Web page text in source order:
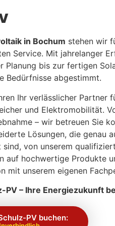
in Bochum stehen wir
Service. Mit jahrelanger
Planung bis zur fertigen
Bedürfnisse abgestimmt.
Ihr verlässlicher Partner
und Elektromobilität.
– wir betreuen Sie
Lösungen, die genau
von unserem
auf hochwertige Produkte
mit unserem eigenen
PV – Ihre Energiezukunft
PV buchen: